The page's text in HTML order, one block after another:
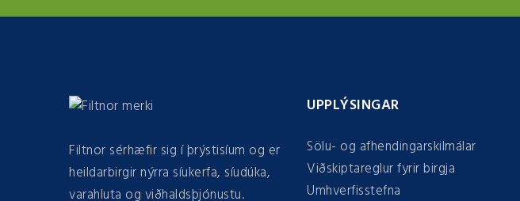
Filtnor sérhæfir sig í þrýstisíum og er
heildarbirgir nýrra síukerfa, síudúka,
varahluta og viðhaldsþjónustu.
UPPLÝSINGAR
Sölu- og afhendingarskilmálar
Viðskiptareglur fyrir birgja
Umhverfisstefna